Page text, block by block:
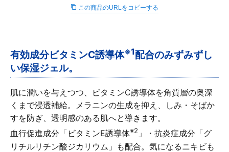
医薬品・目薬
お悩み・用途から探す
ブランドから探す
医薬品の販売に関する表示
サイトマップ
この商品のURLをコピーする
有効成分ビタミンC誘導体※1配合のみずみずし
い保湿ジェル。
肌に潤いを与えつつ、ビタミンC誘導体を角質層の奥深
くまで浸透補給。メラニンの生成を抑え、しみ・そばか
すを防ぎ、透明感のある肌へと導きます。
血行促進成分「ビタミンE誘導体※2 」・抗炎症成分「グ
リチルリチン酸ジカリウム」も配合。気になるニキビも